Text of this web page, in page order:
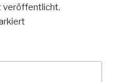
veröffentlicht.